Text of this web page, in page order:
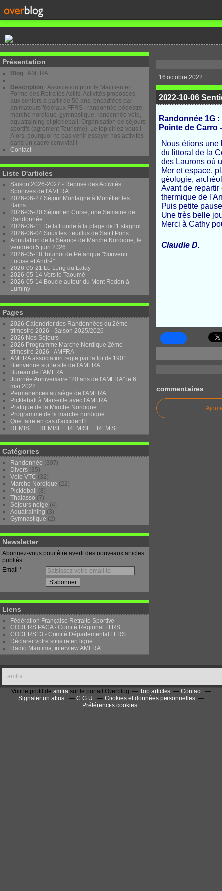
Présentation
Blog : AMFRA
Description : Association pour le Maintien en
Forme des Retraités Actifs. Activités proposées
aux seniors à partir de 50 ans, encadrées par
animateurs fédéraux FFRS : randonnée pédestre,
marche nordique, gymnastique, randonnée vélo,
aquatraining et pickleball. Organisation de séjours
sportifs (agrément Tourisme). Le top diriez-vous !
Alors, pourquoi ne pas venir essayer nos activités
dans un cadre convivial !
Contact
Liste D'articles
Saison 2026-2027 - Reprise des Activités
Sportives de l'AMFRA
2026-06-27 Séjour Montagne à Monétier les
Bains
2026-05-30 Séjour en Corse, une Semaine de
Randonnée
2026-06-11 De la Londe à la plage de l'Estagnol
2026-06-04 Sous les Feuillus de Saint Pons
Annulation de la Séance de Marche Nordique, le
vendredi 5 juin 2026.
2026-05-18 Tournoi de Pétanque "Souvenir
Louise et André"
2026-05-21 Le Long du Latay
2026-05-14 Vers le Taoumé
2026-05-14 Boucle autour du Mont Redon à
Luminy
Pages
2026 Calendrier des Randonnées du 2ème
trimestre 2026 - Saison 2025/2026
2026 Nos Séjours
2026 Programme Marche Nordique 2ème
trimestre 2026 - AMFRA
AMFRA association régie par la loi de 1901
Bienvenue sur le site de l'AMFRA
Bureau de l'AMFRA
Journée Anniversaire "20 ans de l'AMFRA" le 6
mai 2022
Permanences au siège de l'AMFRA
Pickleball à Marseille avec l'AMFRA
Pratique de la Marche Nordique
Programme de la marche nordique
Que faire en cas d'accident?
REMISE....REMISE....REMISE....REMISE....
Catégories
Randonnée (307)
Divers (35)
Vélo VTC (32)
Marche Nordique (22)
Pickleball
(8)
Thalasso (7)
Séjours neige (4)
Aquatraining (3)
Gymnastique (2)
Newsletter
Abonnez-vous pour être averti des nouveaux articles
publiés.
Email
Liens
Fédération Française Retraite Sportive
CORERS PACA - Comité Régional FFRS
CODERS13 - Comité Départemental FFRS
Déclarer votre sinistre en ligne
Radio Maritima, interview AMFRA
16 octobre 2022
2022-10-06
Randonnée 1G :
Pointe de Carro
Nous étions une
du littoral de la
des Laurons où
Mer et espace,
géologie,
Avant de repartir
thermique de
Puis petite
Une très belle
Merci à Cathy
Claudie D.
commentaires
amfra
Voir le profil de amfra sur le portail Overblog Top articles
Contact
Signaler un abus
C.G.U.
Cookies et données personnelles
Préférences cookies